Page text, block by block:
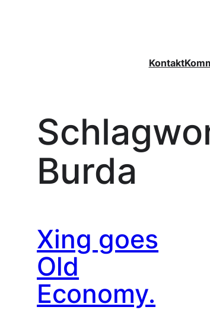
Kontakt
Burda
Xing goes
Old
Economy.